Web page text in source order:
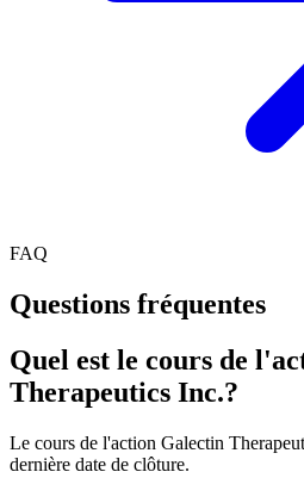
FAQ
Questions fréquentes
Quel est le cours de
Therapeutics Inc.?
Le cours de l'action Galectin
dernière date de clôture.